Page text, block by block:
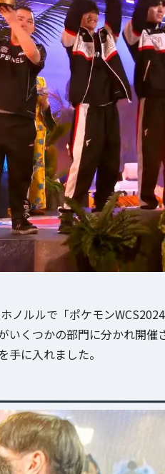
ルルで「ポケモンWCS2024
くつかの部門に分かれ開催
手に入れました。